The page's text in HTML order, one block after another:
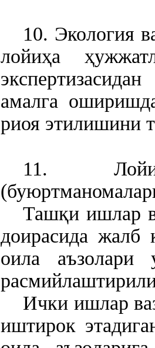
10. Экология
лойиҳа ҳ
амалга
риоя этилишини
11.
Ташқи ишлар
доирасида жалб
оила аъзолари
Ички ишлар
иштирок